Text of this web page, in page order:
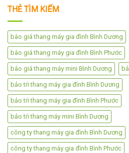
THẺ TÌM KIẾM
báo giá thang máy gia đình Bình Dương
báo giá thang máy gia đình Bình Phước
báo giá thang máy mini Bình Dương
bảo trì thang máy gia đình Bình Dương
bảo trì thang máy gia đình Bình Phước
bảo trì thang máy mini Bình Dương
công ty thang máy gia đình Bình Dương
công ty thang máy gia đình Bình Phước